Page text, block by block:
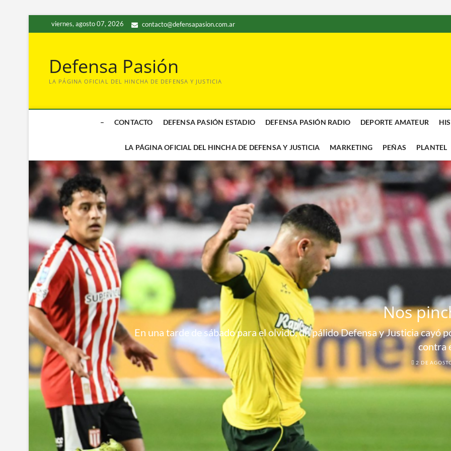
al
viernes, agosto 07, 2026 contacto@defensapasion.com.ar
Defensa Pasión
LA PÁGINA OFICIAL DEL HINCHA DE DEFENSA Y JUSTICIA
– CONTACTO DEFENSA PASIÓN ESTADIO DEFENSA PASIÓN RADIO DEPORTE AMATEUR
LA PÁGINA OFICIAL DEL HINCHA DE DEFENSA Y JUSTICIA MARKETING PEÑAS PLANTEL
Nos
En una tarde de sábado para el olvido, un pálido Defensa y Justicia cayó
contra
2 DE